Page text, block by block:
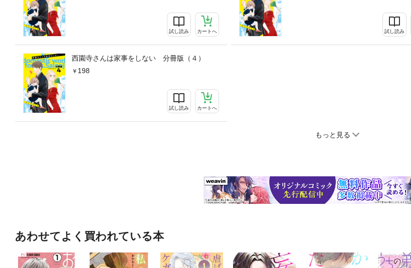
試し読み カートへ 試し読み
西園寺さんは家事をしない 分冊版（４）
198
試し読み カートへ
もっと見る
あわせてよく買われている本